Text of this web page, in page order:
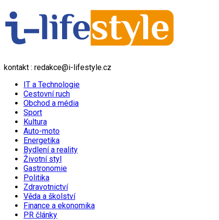
kontakt : redakce@i-lifestyle.cz
IT a Technologie
Cestovní ruch
Obchod a média
Sport
Kultura
Auto-moto
Energetika
Bydlení a reality
Životní styl
Gastronomie
Politika
Zdravotnictví
Věda a školství
Finance a ekonomika
PR články